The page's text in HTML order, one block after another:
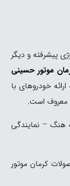
پیشرفته و دیگر
موتور حسینی
خودروهای با
معروف است.
هنگ – نمایندگی
کرمان موتور